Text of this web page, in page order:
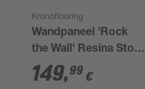
Kronoflooring
Wandpaneel 'Rock
the Wall' Resina Stone
265 x 123 x 0,4 cm
149,99 €